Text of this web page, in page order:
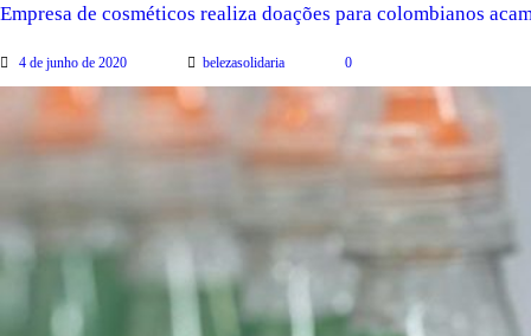
Empresa de cosméticos realiza doações para colombianos
4 de junho de 2020 belezasolidaria 0